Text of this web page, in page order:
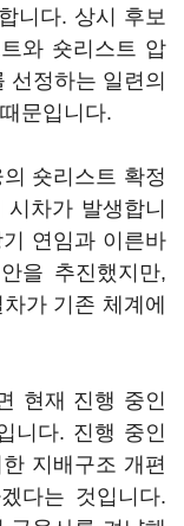
니다. 상시 후보
와 숏리스트 압
선정하는 일련의
문입니다.
숏리스트 확정
차가 발생합니
연임과 이른바
을 추진했지만,
가 기존 체계에
현재 진행 중인
니다. 진행 중인
지배구조 개편
다는 것입니다.